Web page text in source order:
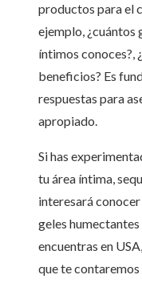
productos para el
ejemplo, ¿cuántos
íntimos conoces?,
beneficios? Es
respuestas para
apropiado.
Si has
tu área íntima,
interesará
geles
encuentras en
que te